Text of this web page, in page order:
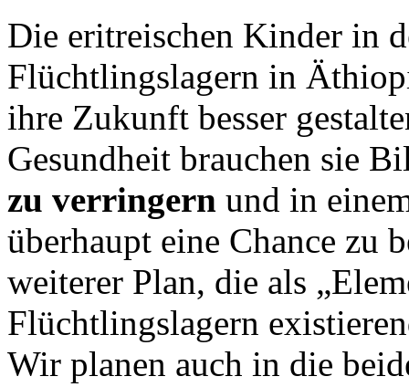
Die eritreischen Kinder in
Flüchtlingslagern in
ihre Zukunft besser
Gesundheit brauchen sie
zu verringern und in
überhaupt eine Chance zu
weiterer Plan, die als
Flüchtlingslagern
Wir planen auch in die